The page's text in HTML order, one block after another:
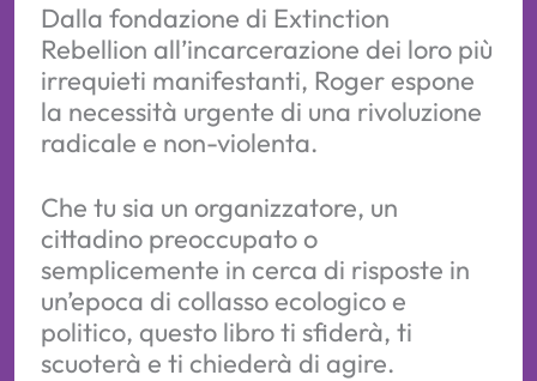
Dalla fondazione di Extinction
Rebellion all’incarcerazione dei loro più
irrequieti manifestanti, Roger espone
la necessità urgente di una rivoluzione
radicale e non-violenta.
Che tu sia un organizzatore, un
cittadino preoccupato o
semplicemente in cerca di risposte in
un’epoca di collasso ecologico e
politico, questo libro ti sfiderà, ti
scuoterà e ti chiederà di agire.